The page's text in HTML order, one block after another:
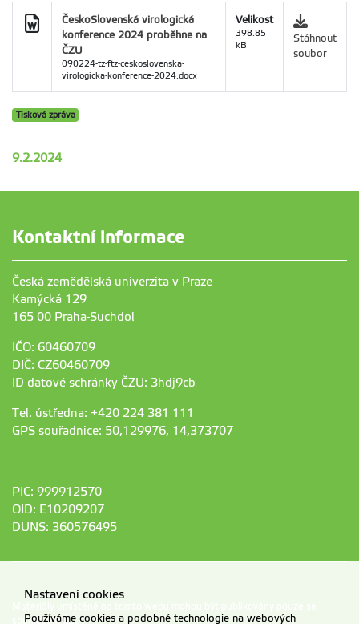
ČeskoSlovenská virologická
konference 2024 proběhne na
ČZU
090224-tz-ftz-ceskoslovenska-
virologicka-konference-2024.docx
Velikost
398.85
kB
Stáhnout
soubor
Tisková zpráva
9.2.2024
Kontaktní informace
Česká zemědělská univerzita v Praze
Kamýcká 129
165 00 Praha-Suchdol
IČO: 60460709
DIČ: CZ60460709
ID datové schránky ČZU: 3hdj9cb
Tel. ústředna: +420 224 381 111
GPS souřadnice: 50,129976, 14,373707
PIC: 999912570
OID: E10209207
DUNS: 360576495
souhlasem ČZU.
Nastavení cookies
Používáme cookies a podobné technologie na webových